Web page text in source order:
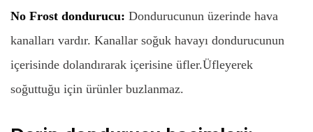
No Frost dondurucu: Dondurucunun üzerinde hava
kanalları vardır. Kanallar soğuk havayı dondurucunun
içerisinde dolandırarak içerisine üfler.Üfleyerek
soğuttuğu için ürünler buzlanmaz.